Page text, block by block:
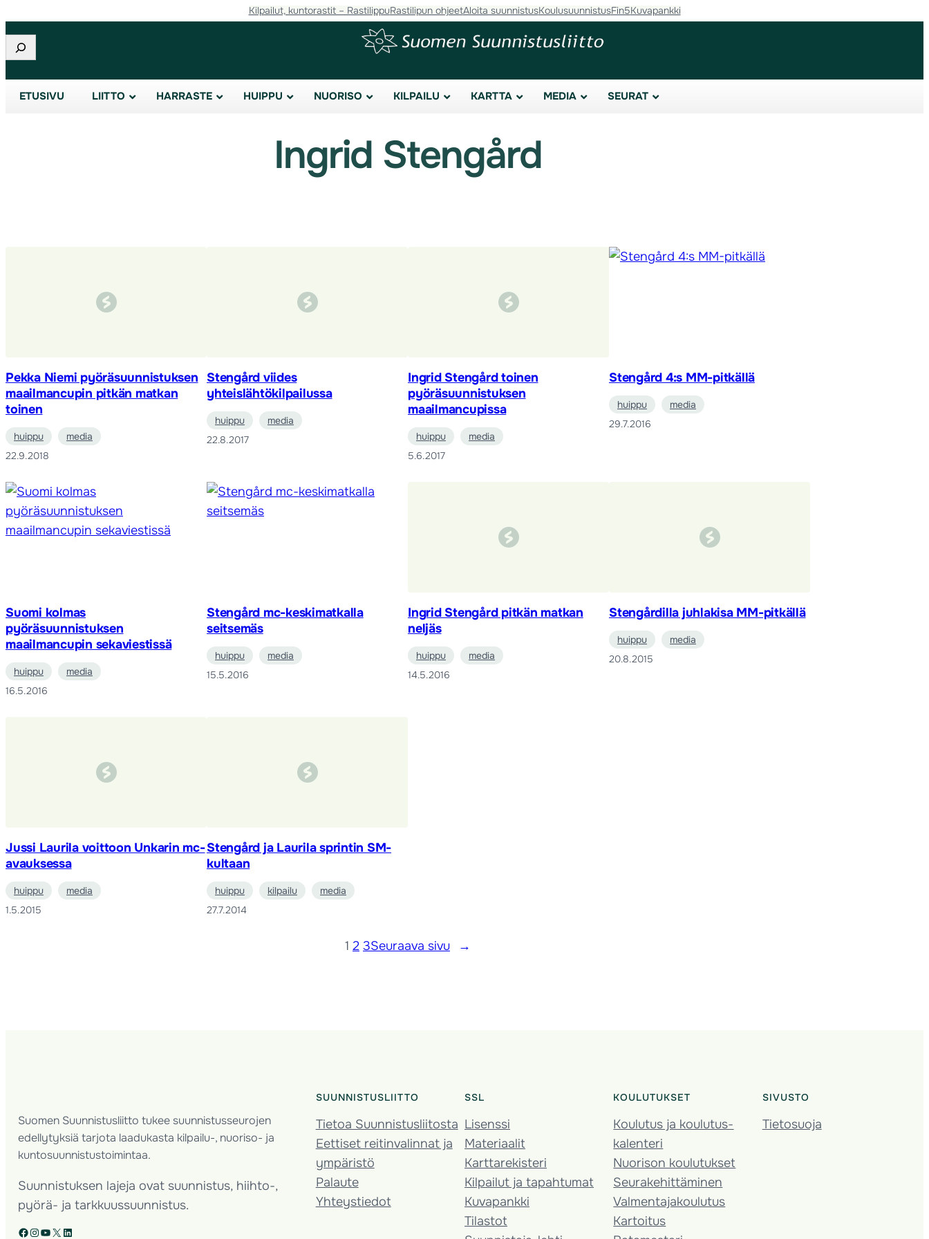
sisältöön
Kilpailut, kuntorastit – RastilippuRastilipun ohjeetAloita suunnistusKoulusuunnistusFin5Kuvapankki
Etsi
ETUSIVU LIITTO HARRASTE HUIPPU NUORISO KILPAILU KARTTA MEDIA SEURAT
Ingrid Stengård
Pekka Niemi pyöräsuunnistuksen
maailmancupin pitkän matkan
toinen
huippu
media
22.9.2018
Stengård viides
yhteislähtökilpailussa
huippu
media
22.8.2017
Ingrid Stengård toinen
pyöräsuunnistuksen
maailmancupissa
huippu
media
5.6.2017
Stengård 4:s MM-pitkällä
huippu
media
29.7.2016
Suomi kolmas
pyöräsuunnistuksen
maailmancupin sekaviestissä
huippu
media
16.5.2016
Stengård mc-keskimatkalla
seitsemäs
huippu
media
15.5.2016
Ingrid Stengård pitkän matkan
neljäs
huippu
media
14.5.2016
Stengårdilla juhlakisa MM-pitkällä
huippu
media
20.8.2015
Jussi Laurila voittoon Unkarin mc-
avauksessa
huippu
media
1.5.2015
Stengård ja Laurila sprintin SM-
kultaan
huippu kilpailu
media
27.7.2014
1 2 3Seuraava sivu →
Suomen Suunnistusliitto tukee suunnistusseurojen
edellytyksiä tarjota laadukasta kilpailu-, nuoriso- ja
kuntosuunnistustoimintaa.
Suunnistuksen lajeja ovat suunnistus, hiihto-,
pyörä- ja tarkkuussuunnistus.
Facebook Instagram YouTube X LinkedIn
SUUNNISTUSLIITTO
Tietoa Suunnistusliitosta
Eettiset reitinvalinnat ja
ympäristö
Palaute
Yhteystiedot
SSL
Lisenssi
Materiaalit
Karttarekisteri
Kilpailut ja tapahtumat
Kuvapankki
Tilastot
KOULUTUKSET
Koulutus ja koulutus­
kalenteri
Nuorison koulutukset
Seura­kehittäminen
Valmentaja­koulutus
Kartoitus
SIVUSTO
Tietosuoja